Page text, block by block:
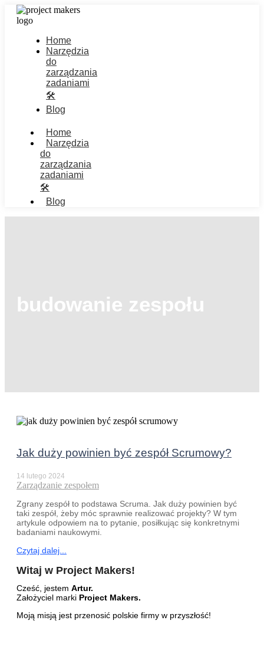
Home
Narzędzia
do
zarządzania
zadaniami
🛠️
Blog
Home
Narzędzia
do
zarządzania
zadaniami
🛠️
Blog
budowanie zespołu
Jak duży powinien być zespół Scrumowy?
14 lutego 2024
Zarządzanie zespołem
Zgrany zespół to podstawa Scruma. Jak duży powinien być
taki zespół, żeby móc sprawnie realizować projekty? W tym
artykule odpowiem na to pytanie, posiłkując się konkretnymi
badaniami naukowymi.
Czytaj dalej...
Witaj w Project Makers!
Cześć, jestem Artur.
Założyciel marki Project Makers.
Moją misją jest przenosić polskie firmy w przyszłość!